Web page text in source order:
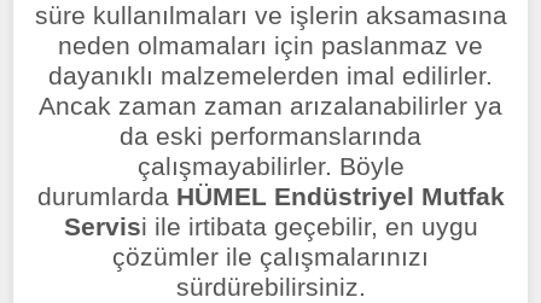
süre kullanılmaları ve işlerin aksamasına
neden olmamaları için paslanmaz ve
dayanıklı malzemelerden imal edilirler.
Ancak zaman zaman arızalanabilirler ya
da eski performanslarında
çalışmayabilirler. Böyle
durumlarda HÜMEL Endüstriyel Mutfak
Servisi ile irtibata geçebilir, en uygu
çözümler ile çalışmalarınızı
sürdürebilirsiniz.